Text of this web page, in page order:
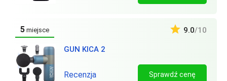
5 miejsce
GUN KICA 2
9.0/10
Recenzja Sprawdź cenę